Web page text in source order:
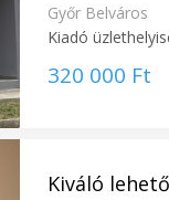
Győr Belváros
Kiadó
320 000 Ft
Kiváló